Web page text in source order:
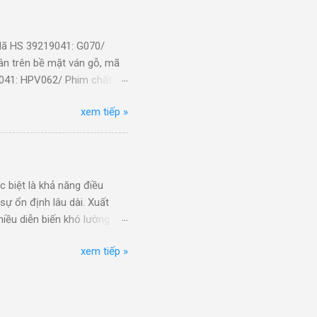
2-
HS 39219041: G070/
trên bề mặt ván gỗ, mã
HPV062/ Phim chất
nhỏ) [UPLM040098] (nk)
dùng cho động cơ loại
da các loại (thành
...
xem tiếp »
biệt là khả năng điều
ổn định lâu dài. Xuất
diễn biến khó lường
khẩu trong thời gian tới.
xem tiếp »